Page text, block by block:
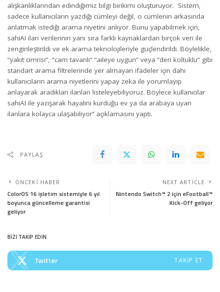
alışkanlıklarından edindiğimiz bilgi birikimi oluşturuyor. Sistem,
sadece kullanıcıların yazdığı cümleyi değil, o cümlenin arkasında
anlatmak istediği arama niyetini anlıyor. Bunu yapabilmek için,
sahiAI ilan verilerinin yanı sıra farklı kaynaklardan birçok veri ile
zenginleştirildi ve ek arama teknolojileriyle güçlendirildi. Böylelikle,
“yakıt cimrisi”, “cam tavanlı” “aileye uygun” veya “deri koltuklu” gibi
standart arama filtrelerinde yer almayan ifadeler için dahi
kullanıcıların arama niyetlerini yapay zeka ile yorumlayıp
anlayarak aradıkları ilanları listeleyebiliyoruz. Böylece kullanıcılar
sahiAI ile yazışarak hayalini kurduğu ev ya da arabaya uyan
ilanlara kolayca ulaşabiliyor’’ açıklamasını yaptı.
PAYLAŞ
ÖNCEKI HABER
ColorOS 16 işletim sistemiyle 6 yıl
boyunca güncelleme garantisi
geliyor
NEXT ARTICLE
Nintendo Switch™ 2 için eFootball™
Kick-Off geliyor
BİZİ TAKİP EDİN
Twitter TAKIP ET